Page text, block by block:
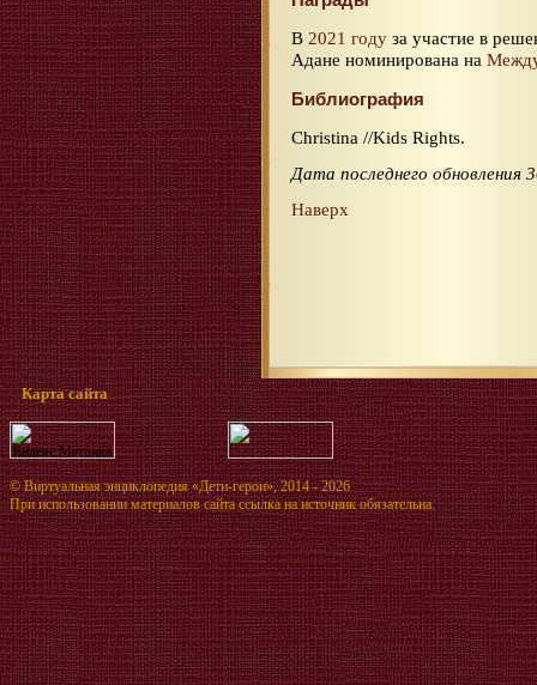
В 2021 году за участие в
Адане номинирована на
Библиография
Christina //Kids Rights.
Дата последнего обновления
Наверх
Карта сайта
©Виртуальная энциклопедия «Дети-герои», 2014 - 2026
При использовании материалов сайта ссылка на источник обязательна.